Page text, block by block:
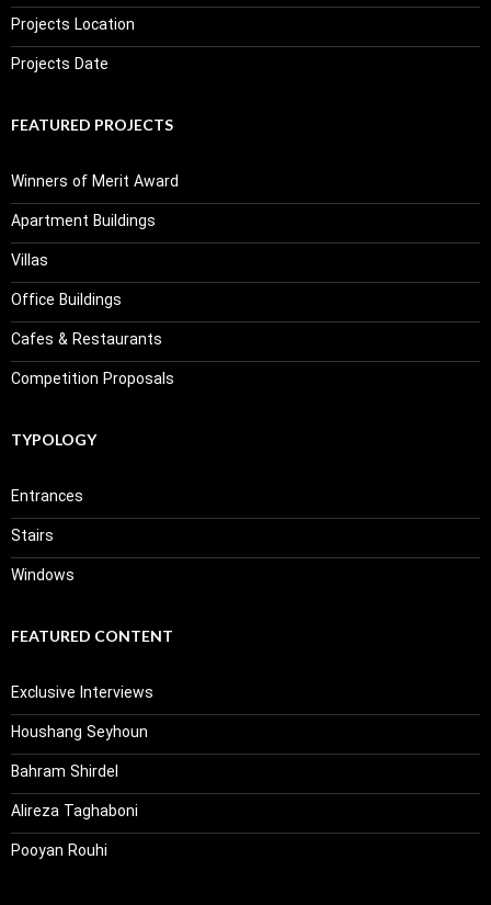
Projects Location
Projects Date
FEATURED PROJECTS
Winners of Merit Award
Apartment Buildings
Villas
Office Buildings
Cafes & Restaurants
Competition Proposals
TYPOLOGY
Entrances
Stairs
Windows
FEATURED CONTENT
Exclusive Interviews
Houshang Seyhoun
Bahram Shirdel
Alireza Taghaboni
Pooyan Rouhi